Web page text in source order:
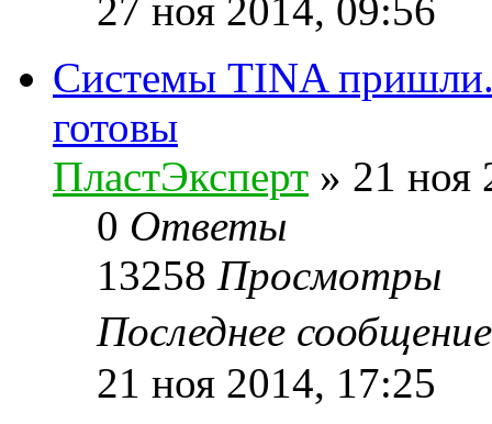
27 ноя 2014, 09:56
Системы TINA
готовы
ПластЭксперт » 21 ноя
0 Ответы
13258 Просмотры
Последнее
21 ноя 2014, 17:25